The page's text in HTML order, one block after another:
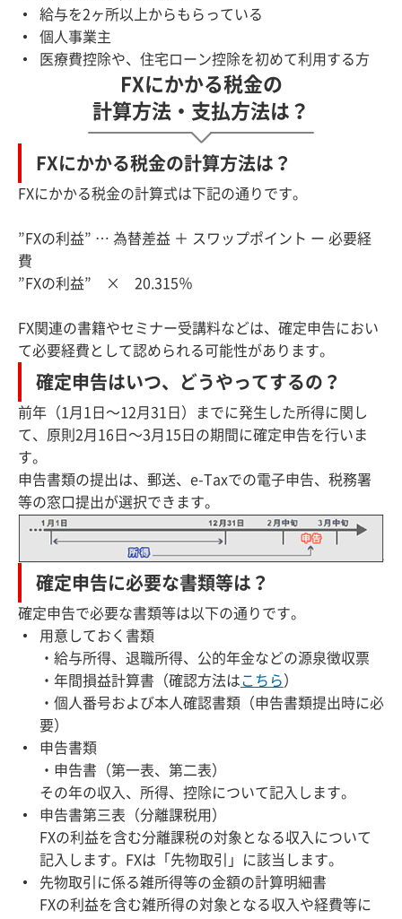
給与を2ヶ所以上からもらっている
個人事業主
医療費控除や、住宅ローン控除を初めて利用する方
FXにかかる税金の
計算方法・支払方法は？
FXにかかる税金の計算方法は？
FXにかかる税金の計算式は下記の通りです。
”FXの利益” … 為替差益 ＋ スワップポイント ー 必要経
費
”FXの利益” × 20.315％
FX関連の書籍やセミナー受講料などは、確定申告におい
て必要経費として認められる可能性があります。
確定申告はいつ、どうやってするの？
前年（1月1日～12月31日）までに発生した所得に関し
て、原則2月16日～3月15日の期間に確定申告を行いま
す。
申告書類の提出は、郵送、e-Taxでの電子申告、税務署
等の窓口提出が選択できます。
確定申告に必要な書類等は？
確定申告で必要な書類等は以下の通りです。
用意しておく書類
・給与所得、退職所得、公的年金などの源泉徴収票
・年間損益計算書（確認方法はこちら ）
・個人番号および本人確認書類（申告書類提出時に必
要）
申告書類
・申告書（第一表、第二表）
その年の収入、所得、控除について記入します。
申告書第三表（分離課税用）
FXの利益を含む分離課税の対象となる収入について
記入します。FXは「先物取引」に該当します。
先物取引に係る雑所得等の金額の計算明細書
FXの利益を含む雑所得の対象となる収入や経費等に